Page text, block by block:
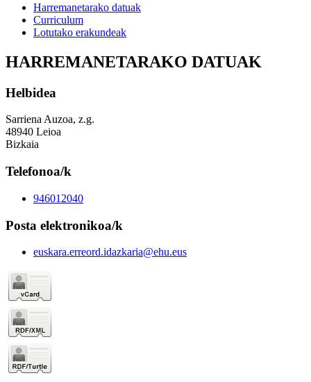
Harremanetarako datuak
Curriculum
Lotutako erakundeak
HARREMANETARAKO DATUAK
Helbidea
Sarriena Auzoa, z.g.
48940 Leioa
Bizkaia
Telefonoa/k
946012040
Posta elektronikoa/k
euskara.erreord.idazkaria@ehu.eus